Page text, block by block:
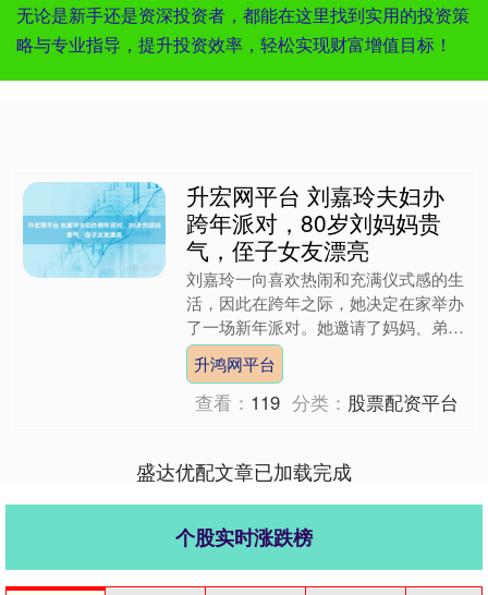
无论是新手还是资深投资者，都能在这里找到实用的投资策
略与专业指导，提升投资效率，轻松实现财富增值目标！
升宏网平台 刘嘉玲夫妇办
跨年派对，80岁刘妈妈贵
气，侄子女友漂亮
刘嘉玲一向喜欢热闹和充满仪式感的生
活，因此在跨年之际，她决定在家举办
了一场新年派对。她邀请了妈妈、弟弟
一家以及几个亲密的闺蜜朋友们。平时
一向喜欢安静的梁朝伟，最....
升鸿网平台
查看： 119 分类： 股票配资平台
盛达优配文章已加载完成
个股实时涨跌榜